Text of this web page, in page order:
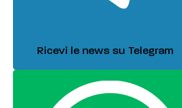
Ricevi le news su Telegram